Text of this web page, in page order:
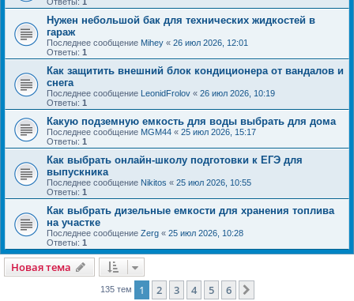
Нужен небольшой бак для технических жидкостей в
гараж
Последнее сообщение Mihey « 26 июл 2026, 12:01
Ответы: 1
Как защитить внешний блок кондиционера от вандалов и
снега
Последнее сообщение LeonidFrolov « 26 июл 2026, 10:19
Ответы: 1
Какую подземную емкость для воды выбрать для дома
Последнее сообщение MGM44 « 25 июл 2026, 15:17
Ответы: 1
Как выбрать онлайн-школу подготовки к ЕГЭ для
выпускника
Последнее сообщение Nikitos « 25 июл 2026, 10:55
Ответы: 1
Как выбрать дизельные емкости для хранения топлива
на участке
Последнее сообщение Zerg « 25 июл 2026, 10:28
Ответы: 1
Новая тема
135 тем 1 2 3 4 5 6